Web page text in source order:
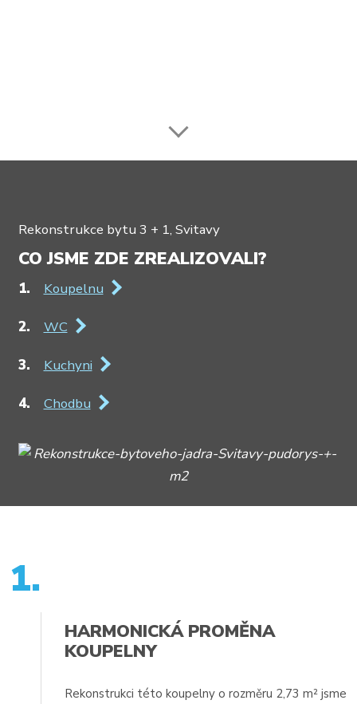
Rekonstrukce bytu 3 + 1, Svitavy
CO JSME ZDE ZREALIZOVALI?
Koupelnu
WC
Kuchyni
Chodbu
1.
HARMONICKÁ PROMĚNA
KOUPELNY
Rekonstrukci této koupelny o rozměru 2,73 m² jsme